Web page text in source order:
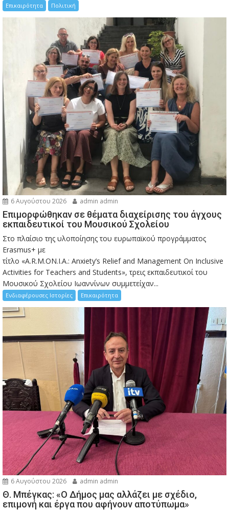
Επικαιρότητα Πολιτική
6 Αυγούστου 2026 admin admin
Eπιμορφώθηκαν σε θέματα διαχείρισης του άγχους
εκπαιδευτικοί του Μουσικού Σχολείου
Στο πλαίσιο της υλοποίησης του ευρωπαϊκού προγράμματος
Erasmus+ με
τίτλο «A.R.M.ON.I.A.: Anxiety’s Relief and Management On Inclusive
Activities for Teachers and Students», τρεις εκπαιδευτικοί του
Μουσικού Σχολείου Ιωαννίνων συμμετείχαν...
Ενδιαφέρουσες Ιστορίες Επικαιρότητα
6 Αυγούστου 2026 admin admin
Θ. Μπέγκας: «Ο Δήμος μας αλλάζει με σχέδιο,
επιμονή και έργα που αφήνουν αποτύπωμα»